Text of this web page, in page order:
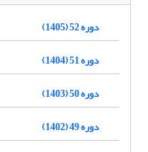
دوره 52 (1405)
دوره 51 (1404)
دوره 50 (1403)
دوره 49 (1402)